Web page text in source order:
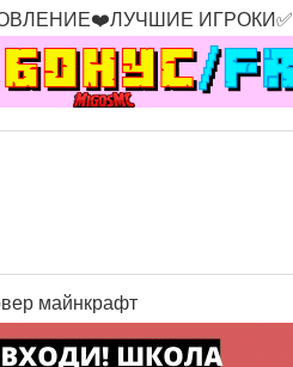
ИГРОКИ✅
майнкрафт